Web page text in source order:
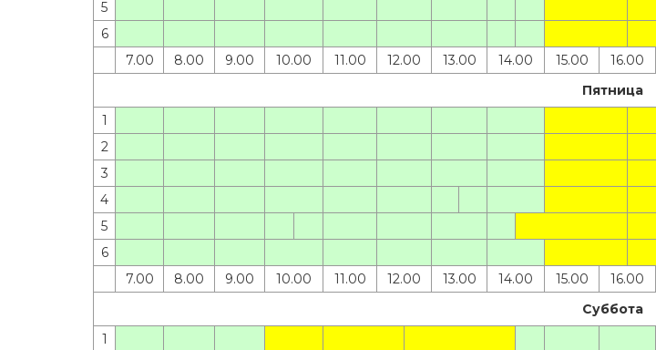
5
6
7.00
8.00 9.00 10.00 11.00 12.00 13.00 14.00 15.00 16.00
Пятница
1
2
3
4
5
6
7.00
8.00 9.00 10.00 11.00 12.00 13.00 14.00 15.00 16.00
Суббота
1